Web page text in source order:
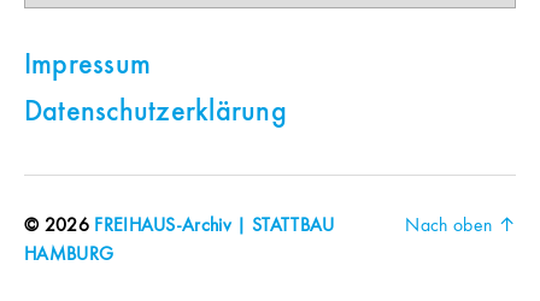
Impressum
Datenschutzerklärung
© 2026 FREIHAUS-Archiv | STATTBAU
HAMBURG
Nach oben ↑